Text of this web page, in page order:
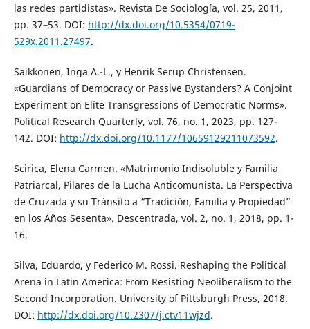
las redes partidistas». Revista De Sociología, vol. 25, 2011,
pp. 37–53. DOI: http://dx.doi.org/10.5354/0719-
529x.2011.27497.
Saikkonen, Inga A.-L., y Henrik Serup Christensen.
«Guardians of Democracy or Passive Bystanders? A Conjoint
Experiment on Elite Transgressions of Democratic Norms».
Political Research Quarterly, vol. 76, no. 1, 2023, pp. 127-
142. DOI: http://dx.doi.org/10.1177/10659129211073592.
Scirica, Elena Carmen. «Matrimonio Indisoluble y Familia
Patriarcal, Pilares de la Lucha Anticomunista. La Perspectiva
de Cruzada y su Tránsito a “Tradición, Familia y Propiedad”
en los Años Sesenta». Descentrada, vol. 2, no. 1, 2018, pp. 1-
16.
Silva, Eduardo, y Federico M. Rossi. Reshaping the Political
Arena in Latin America: From Resisting Neoliberalism to the
Second Incorporation. University of Pittsburgh Press, 2018.
DOI: http://dx.doi.org/10.2307/j.ctv11wjzd.